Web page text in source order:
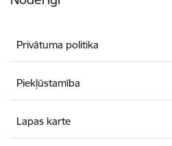
Privātuma politika
Piekļūstamība
Lapas karte